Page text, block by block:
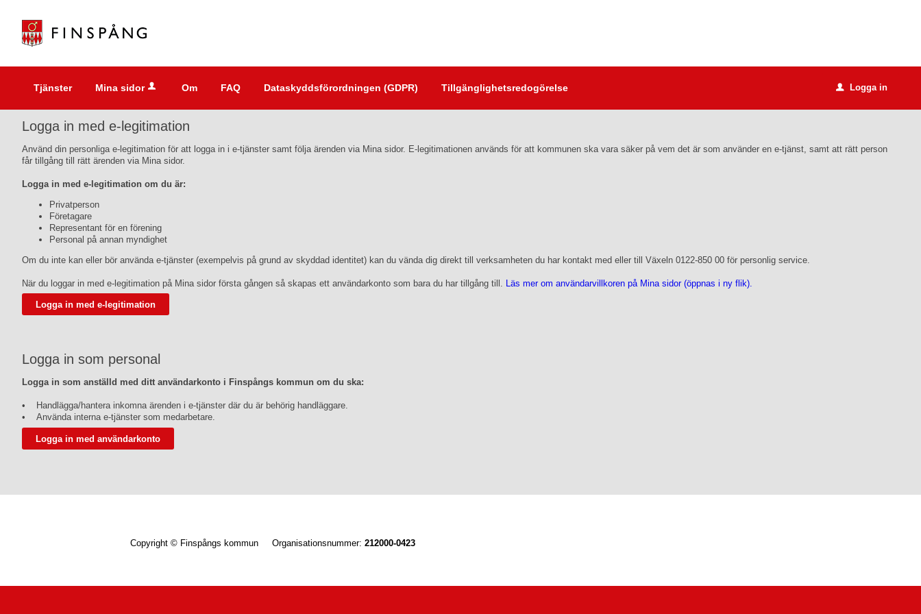
tjänster
kommun
Tjänster Mina sidor Om FAQ Dataskyddsförordningen (GDPR) Tillgänglighetsredogörelse u Logga in
Logga in med e-legitimation
Använd din personliga e-legitimation för att logga in i e-tjänster samt följa ärenden via Mina sidor. E-legitimationen används för att kommunen ska vara säker på vem det är som använder en e-tjänst, samt att rätt person
får tillgång till rätt ärenden via Mina sidor.
Logga in med e-legitimation om du är:
Privatperson
Företagare
Representant för en förening
Personal på annan myndighet
Om du inte kan eller bör använda e-tjänster (exempelvis på grund av skyddad identitet) kan du vända dig direkt till verksamheten du har kontakt med eller till Växeln 0122-850 00 för personlig service.
När du loggar in med e-legitimation på Mina sidor första gången så skapas ett användarkonto som bara du har tillgång till. Läs mer om användarvillkoren på Mina sidor (öppnas i ny flik).
Logga in som personal
Logga in som anställd med ditt användarkonto i Finspångs kommun om du ska:
• Handlägga/hantera inkomna ärenden i e-tjänster där du är behörig handläggare.
• Använda interna e-tjänster som medarbetare.
Copyright © Finspångs kommun Organisationsnummer: 212000-0423